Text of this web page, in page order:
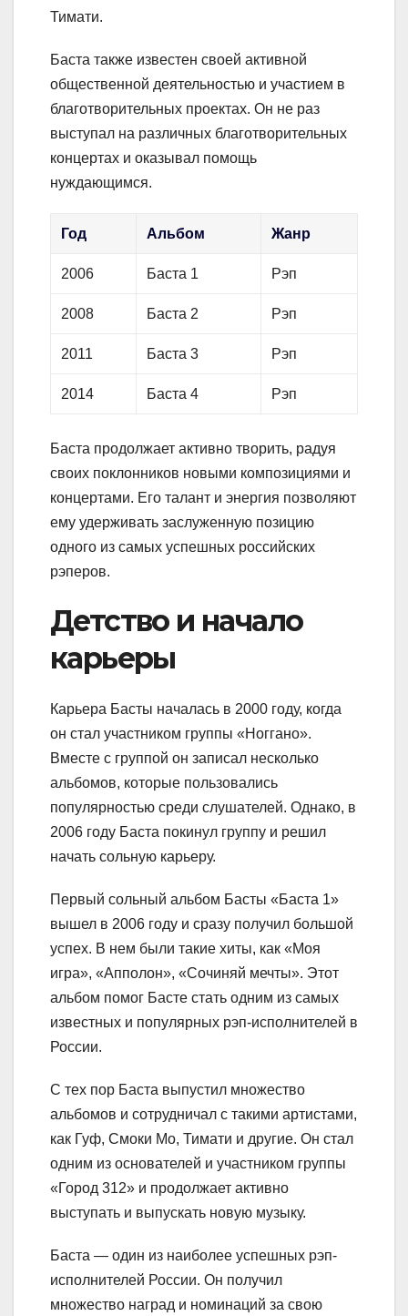
Тимати.
Баста также известен своей активной
общественной деятельностью и участием в
благотворительных проектах. Он не раз
выступал на различных благотворительных
концертах и оказывал помощь
нуждающимся.
Год Альбом Жанр
2006 Баста 1 Рэп
2008 Баста 2 Рэп
2011 Баста 3 Рэп
2014 Баста 4 Рэп
Баста продолжает активно творить, радуя
своих поклонников новыми композициями и
концертами. Его талант и энергия позволяют
ему удерживать заслуженную позицию
одного из самых успешных российских
рэперов.
Детство и начало
карьеры
Карьера Басты началась в 2000 году, когда
он стал участником группы «Ноггано».
Вместе с группой он записал несколько
альбомов, которые пользовались
популярностью среди слушателей. Однако, в
2006 году Баста покинул группу и решил
начать сольную карьеру.
Первый сольный альбом Басты «Баста 1»
вышел в 2006 году и сразу получил большой
успех. В нем были такие хиты, как «Моя
игра», «Апполон», «Сочиняй мечты». Этот
альбом помог Басте стать одним из самых
известных и популярных рэп-исполнителей в
России.
С тех пор Баста выпустил множество
альбомов и сотрудничал с такими артистами,
как Гуф, Смоки Мо, Тимати и другие. Он стал
одним из основателей и участником группы
«Город 312» и продолжает активно
выступать и выпускать новую музыку.
Баста — один из наиболее успешных рэп-
исполнителей России. Он получил
множество наград и номинаций за свою